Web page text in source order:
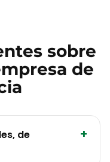
sobre
de
de
+